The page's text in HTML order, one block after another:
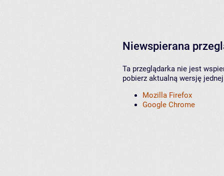
Niewspierana
Ta przeglądarka nie jest
pobierz aktualną wersję
Mozilla Firefox
Google Chrome